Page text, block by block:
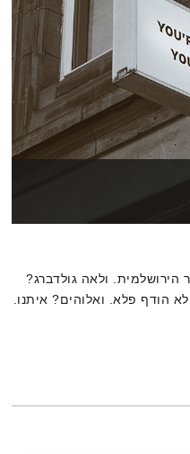
הירושלמית. ולאה גולדברג?
הודף פלא. ואלוהים? איתנו.